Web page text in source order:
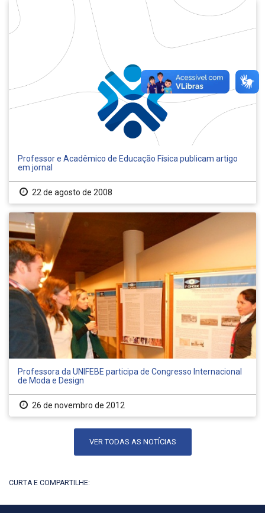
Professor e Acadêmico de Educação Física publicam artigo
em jornal
22 de agosto de 2008
Professora da UNIFEBE participa de Congresso Internacional
de Moda e Design
26 de novembro de 2012
VER TODAS AS NOTÍCIAS
CURTA E COMPARTILHE: